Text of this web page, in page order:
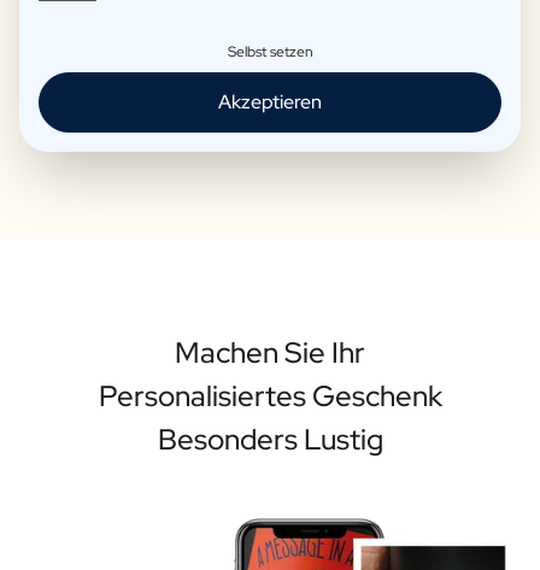
Personalisieren Sie Ihre Flasche
Machen Sie Ihr
Personalisiertes Geschenk
Besonders Lustig
Selbst setzen
Akzeptieren